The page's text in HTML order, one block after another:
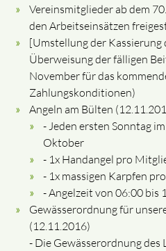
Vereinsmitglieder ab dem
den Arbeitseinsätzen
[Umstellung der Kassierung
Überweisung der fälligen
November für das
Zahlungskonditionen)
Angeln am Bülten
- Jeden ersten Sonntag
Oktober
- 1x Handangel pro
- 1x massigen Karpfen
- Angelzeit von 06:00 bis
Gewässerordnung für
(12.11.2016)
- Die Gewässerordnung